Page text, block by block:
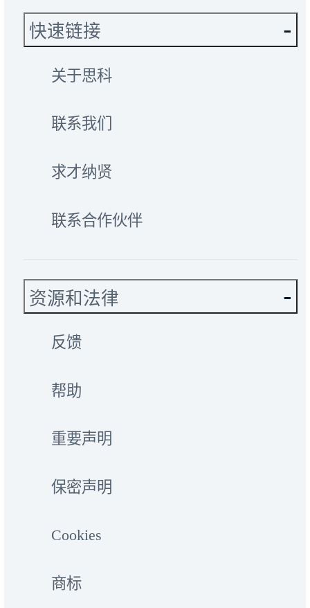
快速链接
关于思科
联系我们
求才纳贤
联系合作伙伴
资源和法律
反馈
帮助
重要声明
保密声明
Cookies
商标